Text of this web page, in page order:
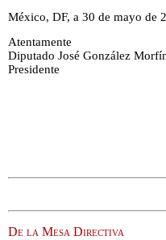
México, DF, a 30 de mayo de
Atentamente
Diputado José González
Presidente
De la Mesa Directiva